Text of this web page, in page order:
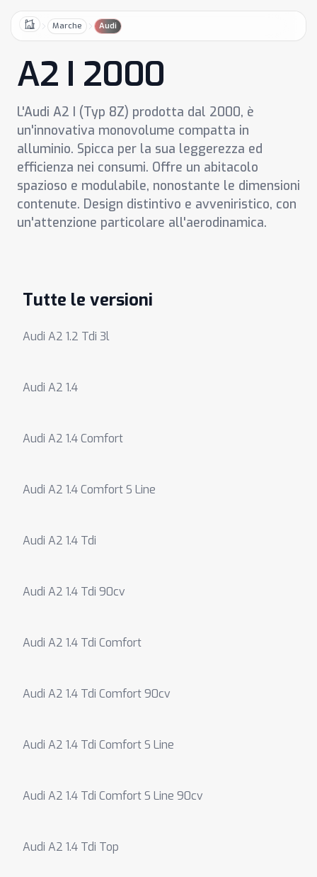
HomeMarche Audi
A2 I 2000
L'Audi A2 I (Typ 8Z) prodotta dal 2000, è
un'innovativa monovolume compatta in
alluminio. Spicca per la sua leggerezza ed
efficienza nei consumi. Offre un abitacolo
spazioso e modulabile, nonostante le dimensioni
contenute. Design distintivo e avveniristico, con
un'attenzione particolare all'aerodinamica.
Tutte le versioni
Audi A2 1.2 Tdi 3l
Audi A2 1.4
Audi A2 1.4 Comfort
Audi A2 1.4 Comfort S Line
Audi A2 1.4 Tdi
Audi A2 1.4 Tdi 90cv
Audi A2 1.4 Tdi Comfort
Audi A2 1.4 Tdi Comfort 90cv
Audi A2 1.4 Tdi Comfort S Line
Audi A2 1.4 Tdi Comfort S Line 90cv
Audi A2 1.4 Tdi Top